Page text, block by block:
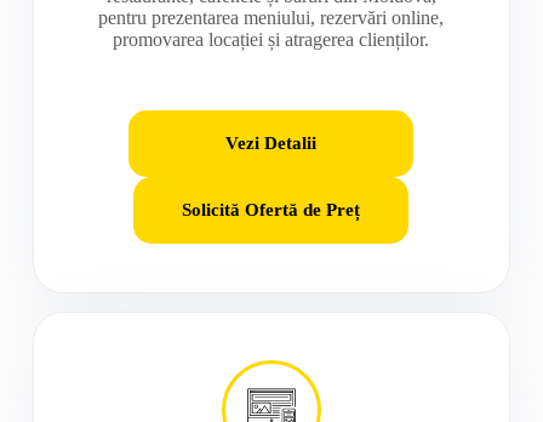
pentru prezentarea meniului, rezervări online,
promovarea locației și atragerea clienților.
Vezi Detalii
Solicită Ofertă de Preț